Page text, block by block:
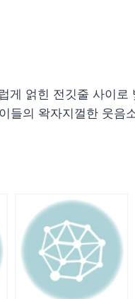
게 얽힌 전깃줄 사이로
들의 왁자지껄한 웃음